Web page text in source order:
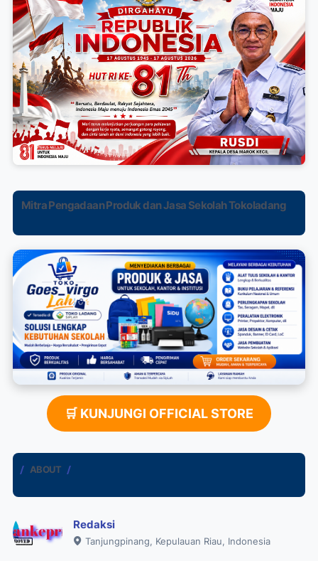
Mitra Pengadaan Produk dan Jasa Sekolah Tokoladang
🛒 KUNJUNGI OFFICIAL STORE
ABOUT
Redaksi
Tanjungpinang, Kepulauan Riau, Indonesia